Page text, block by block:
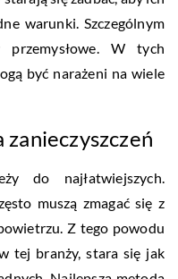
warunki. Szczególnym
przemysłowe. W tych
być narażeni na wiele
zanieczyszczeń
do najłatwiejszych.
muszą zmagać się z
Z tego powodu
tej branży, stara się jak